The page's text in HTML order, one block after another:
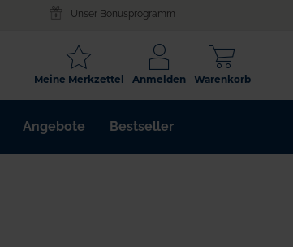
Unser Bonusprogramm
Warenkorb
Anmelden
Meine Merkzettel
Angebote Bestseller